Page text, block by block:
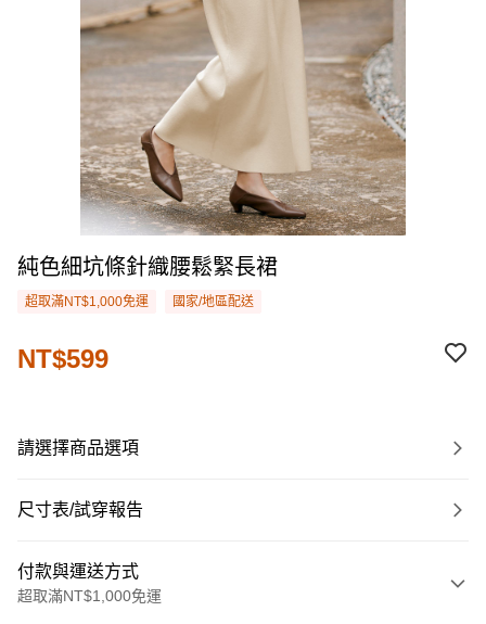
純色細坑條針織腰鬆緊長裙
超取滿NT$1,000免運 國家/地區配送
NT$599
請選擇商品選項
尺寸表/試穿報告
付款與運送方式
超取滿NT$1,000免運